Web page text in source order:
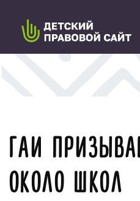
ГАИ
ОКОЛО ШКОЛ